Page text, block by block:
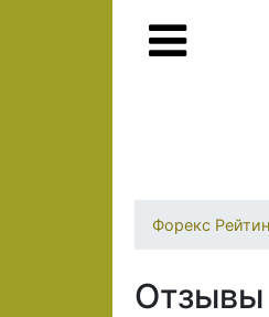
Форекс
Отзывы